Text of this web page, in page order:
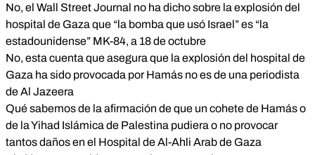
No, el Wall Street Journal no ha dicho sobre la explosión del
hospital de Gaza que “la bomba que usó Israel” es “la
estadounidense” MK-84, a 18 de octubre
No, esta cuenta que asegura que la explosión del hospital de
Gaza ha sido provocada por Hamás no es de una periodista
de Al Jazeera
Qué sabemos de la afirmación de que un cohete de Hamás o
de la Yihad Islámica de Palestina pudiera o no provocar
tantos daños en el Hospital de Al-Ahli Arab de Gaza